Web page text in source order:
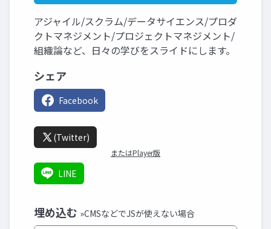
アジャイル/スクラム/データサイエンス/プロダ
クトマネジメント/プロジェクトマネジメント/
組織論など、日々の学びをスライドにします。
シェア
Facebook
(Twitter)
またはPlayer版
LINE
埋め込む »CMSなどでJSが使えない場合